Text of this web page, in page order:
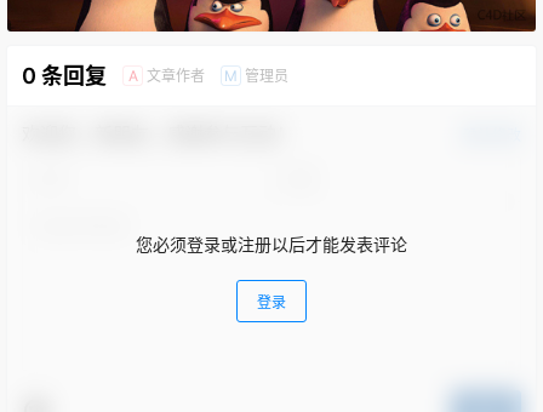
0 条回复 A 文章作者 M 管理员
您必须登录或注册以后才能发表评论
登录